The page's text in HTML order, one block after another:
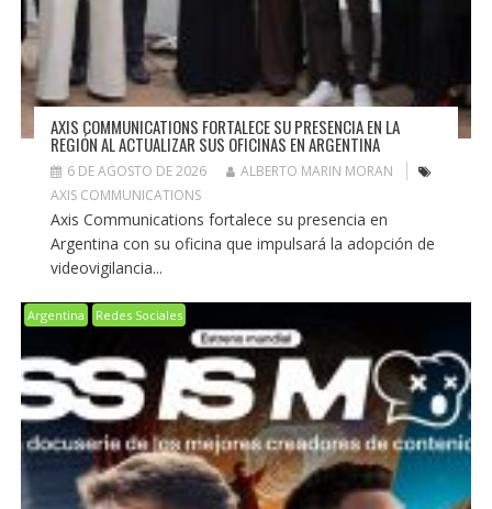
AXIS COMMUNICATIONS FORTALECE SU PRESENCIA EN LA
REGIÓN AL ACTUALIZAR SUS OFICINAS EN ARGENTINA
6 DE AGOSTO DE 2026
ALBERTO MARIN MORAN
AXIS COMMUNICATIONS
Axis Communications fortalece su presencia en
Argentina con su oficina que impulsará la adopción de
videovigilancia...
Argentina Redes Sociales